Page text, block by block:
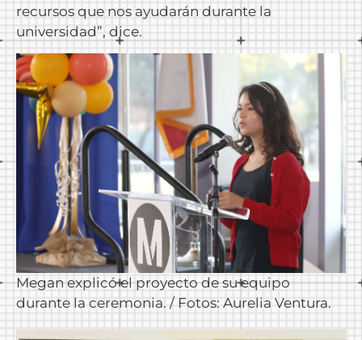
recursos que nos ayudarán durante la
universidad”, dice.
Megan explicó el proyecto de su equipo
durante la ceremonia. / Fotos: Aurelia Ventura.